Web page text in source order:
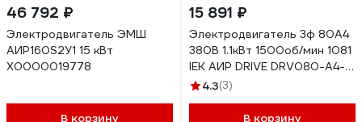
46 792 ₽
Электродвигатель ЭМШ
АИР160S2У1 15 кВт
Х0000019778
В корзину
15 891 ₽
Электродвигатель 3ф 80A4
380В 1.1кВт 1500об/мин 1081
IEK АИР DRIVE DRV080-A4-
001-1-1510 291010
4.3(3)
В корзину